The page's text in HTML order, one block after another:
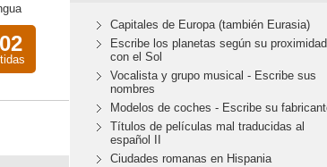
Capitales de Europa (también Eurasia)
Escribe los planetas según su proximidad
con el Sol
Vocalista y grupo musical - Escribe sus
nombres
Modelos de coches - Escribe su
Títulos de películas mal traducidas al
español II
Ciudades romanas en Hispania